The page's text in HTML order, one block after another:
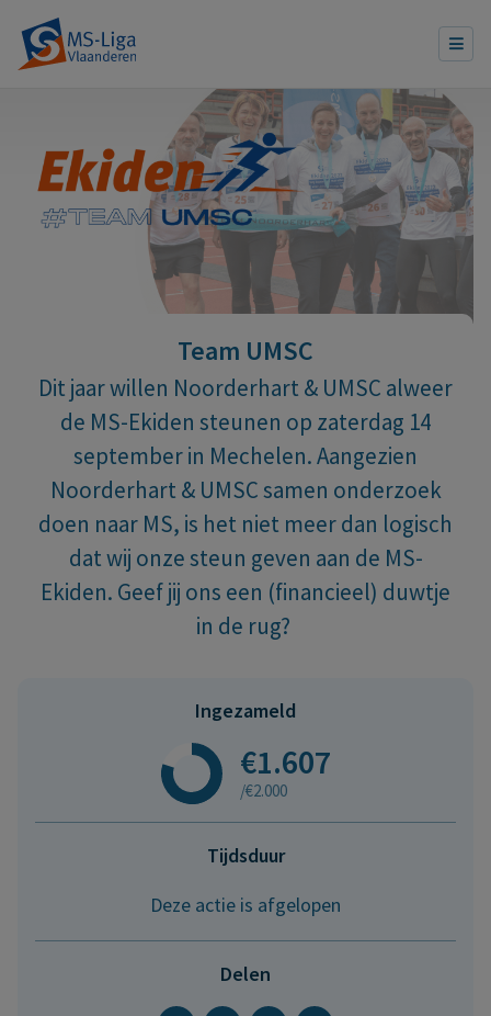
Team UMSC
Dit jaar willen Noorderhart & UMSC alweer
de MS-Ekiden steunen op zaterdag 14
september in Mechelen. Aangezien
Noorderhart & UMSC samen onderzoek
doen naar MS, is het niet meer dan logisch
dat wij onze steun geven aan de MS-
Ekiden. Geef jij ons een (financieel) duwtje
in de rug?
Ingezameld
€1.607
/€2.000
Tijdsduur
Deze actie is afgelopen
Delen